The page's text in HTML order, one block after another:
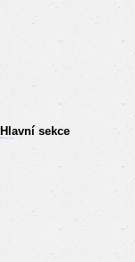
Hlavní sekce